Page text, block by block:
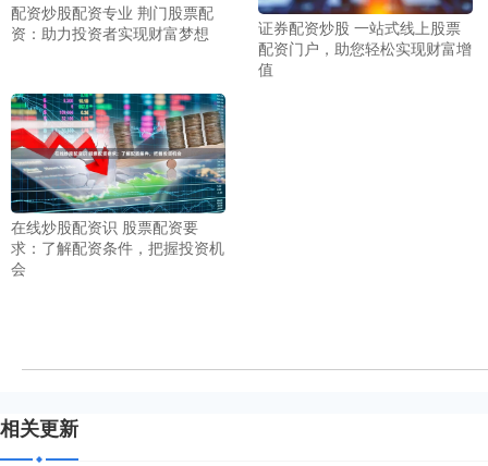
配资炒股配资专业 荆门股票配
资：助力投资者实现财富梦想
证券配资炒股 一站式线上股票
配资门户，助您轻松实现财富增
值
在线炒股配资识 股票配资要
求：了解配资条件，把握投资机
会
相关更新